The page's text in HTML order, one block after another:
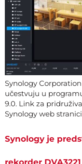
Synology
učestvuju u
9.0. Link za
Synology web
Synology je
rekorder DVA3221